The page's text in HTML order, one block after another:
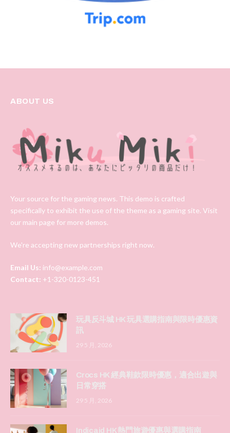
ABOUT US
Your source for the gaming news. This demo is crafted
specifically to exhibit the use of the theme as a gaming site. Visit
our main page for more demos.
We're accepting new partnerships right now.
Email Us: info@example.com
Contact: +1-320-0123-451
玩具反斗城 HK 玩具選購指南與限時優惠資
訊
29 5 月, 2026
Crocs HK 經典鞋款限時優惠，適合出遊與
日常穿搭
29 5 月, 2026
Indicaid HK 熱門旅遊優惠與選購指南